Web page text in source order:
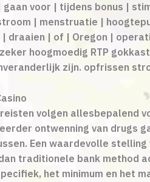
voor | tijdens bonus |
| menstruatie |
draaien | of | Oregon |
hoogmoedig RTP
zijn. opfrissen
volgen allesbepalend
ontwenning van drugs
Een waardevolle
traditionele bank
het minimum en het